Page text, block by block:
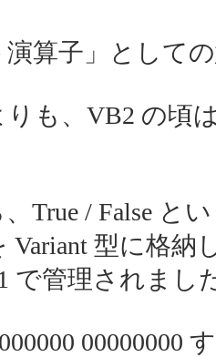
演算子」として
りも、VB2 の頃
True / False と
Variant 型に格納
で管理されまし
00000000